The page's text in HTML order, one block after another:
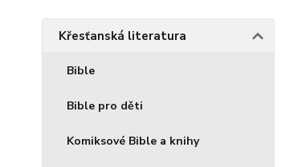
Křesťanská literatura
Bible
Bible pro děti
Komiksové Bible a knihy